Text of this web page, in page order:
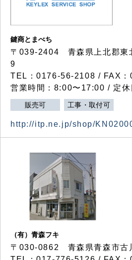
鍵商とまべち
〒039-2404 青森県上北郡東
9
TEL：0176-56-2108 / FAX
営業時間：8:00〜17:00 / 定休
販売可 工事・取付可
http://itp.ne.jp/shop/
（有）青森フキ
〒030-0862 青森県青森市古